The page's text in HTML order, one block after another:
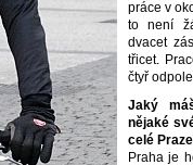
práce v
to není
dvacet
třicet.
čtyř
Jaký
nějaké
celé
Praha je